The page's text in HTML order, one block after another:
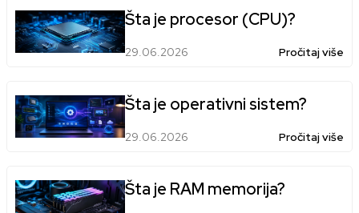
Šta je procesor (CPU)?
29.06.2026 Pročitaj više
Šta je operativni sistem?
29.06.2026 Pročitaj više
Šta je RAM memorija?